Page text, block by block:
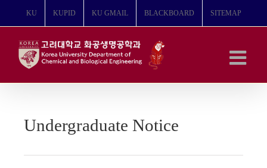
뛰
KU KUPID KU GMAIL BLACKBOARD SITEMAP
Undergraduate Notice